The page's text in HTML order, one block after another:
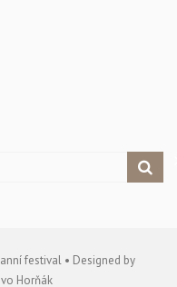
festival • Designed by
Horňák